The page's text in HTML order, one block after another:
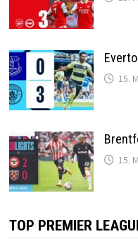
15.
15.
TOP PREMIER